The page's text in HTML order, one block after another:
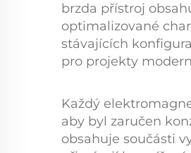
brzda přístroj
optimalizované
stávajících
pro projekty
Každý
aby byl zaručen
obsahuje součásti